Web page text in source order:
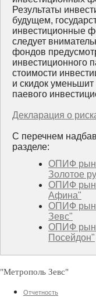
Результаты
будущем,
инвестиционные
следует
фондов
инвестиционного
стоимости
и скидок
паевого
Декларация о
С перечнем
разделе:
ОПИФ
Золотое
ОПИФ
Афина"
ОПИФ
Зевс"
ОПИФ
Посейдон"
"Метрополь Зевс"
Отчетность